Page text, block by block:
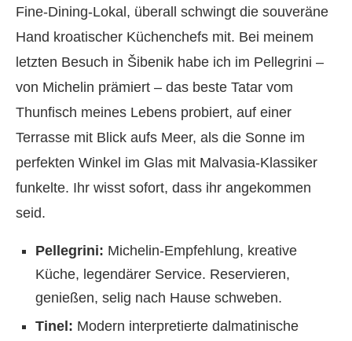
Fine-Dining-Lokal, überall schwingt die souveräne
Hand kroatischer Küchenchefs mit. Bei meinem
letzten Besuch in Šibenik habe ich im Pellegrini –
von Michelin prämiert – das beste Tatar vom
Thunfisch meines Lebens probiert, auf einer
Terrasse mit Blick aufs Meer, als die Sonne im
perfekten Winkel im Glas mit Malvasia-Klassiker
funkelte. Ihr wisst sofort, dass ihr angekommen
seid.
Pellegrini: Michelin-Empfehlung, kreative
Küche, legendärer Service. Reservieren,
genießen, selig nach Hause schweben.
Tinel: Modern interpretierte dalmatinische